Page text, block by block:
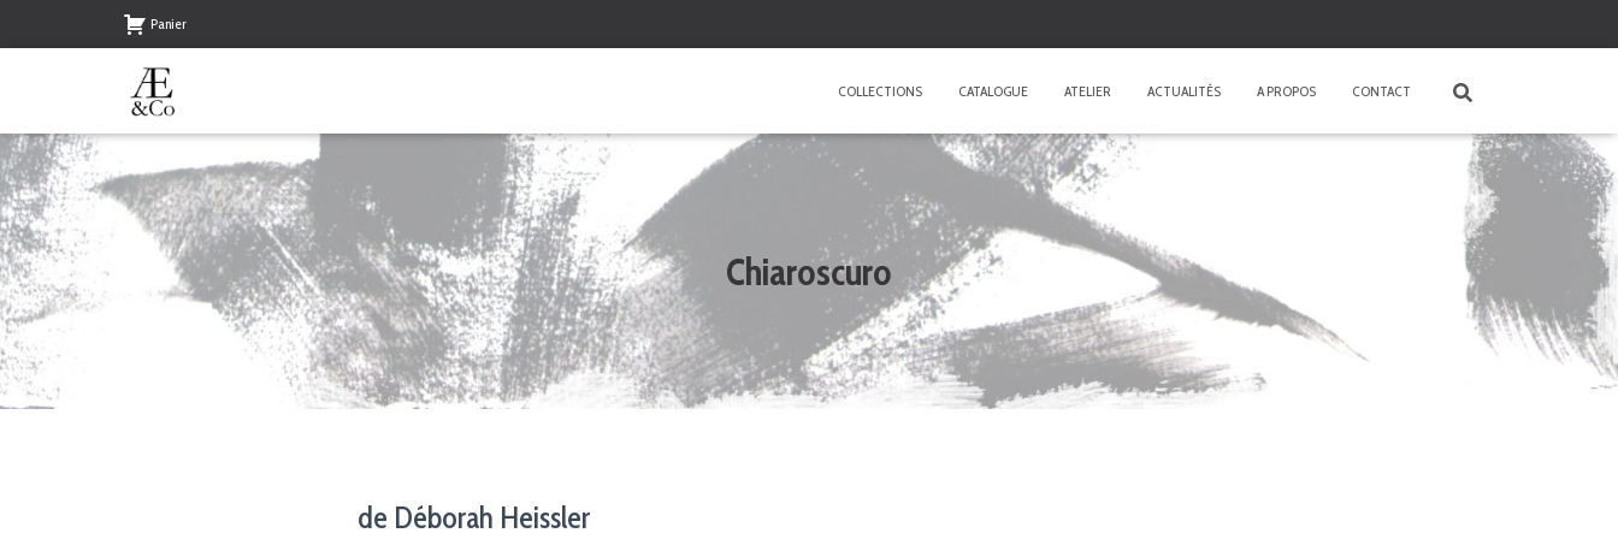
Panier
COLLECTIONS CATALOGUE ATELIER ACTUALITÉS A PROPOS CONTACT
Chiaroscuro
de Déborah Heissler